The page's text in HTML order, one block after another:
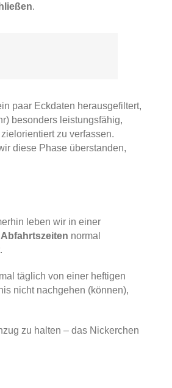
.
paar Eckdaten herausgefiltert,
besonders leistungsfähig,
zu verfassen.
diese Phase überstanden,
leben wir in einer
normal
täglich von einer heftigen
nicht nachgehen (können),
zu halten – das Nickerchen